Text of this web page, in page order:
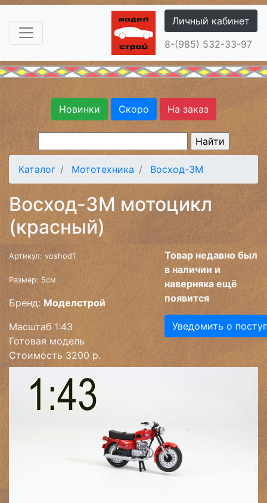
Личный кабинет
8-(985) 532-33-97
Новинки Скоро На заказ
Каталог Мототехника Восход-3М
Восход-3М мотоцикл
(красный)
Артикул: voshod1
Размер: 5см
Бренд: Моделстрой
Масштаб 1:43
Готовая модель
Стоимость 3200 р.
Товар недавно был
в наличии и
наверняка ещё
появится
Уведомить о